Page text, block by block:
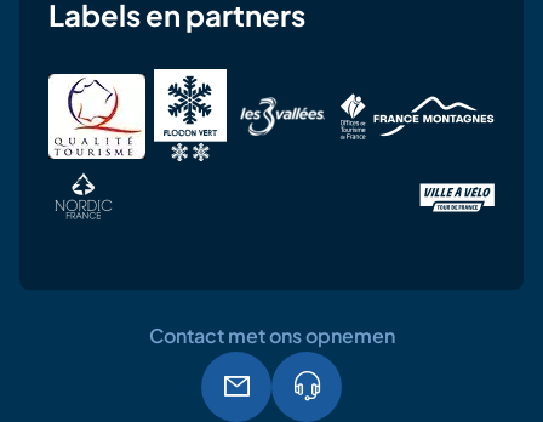
Labels en partners
Contact met ons opnemen